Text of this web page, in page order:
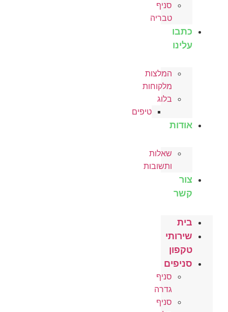
סניף
טבריה
כתבו
עלינו
המלצות
מלקוחות
בלוג
טיפים
אודות
שאלות
ותשובות
צור
קשר
בית
שירותי
טקפון
סניפים
סניף
גדרה
סניף